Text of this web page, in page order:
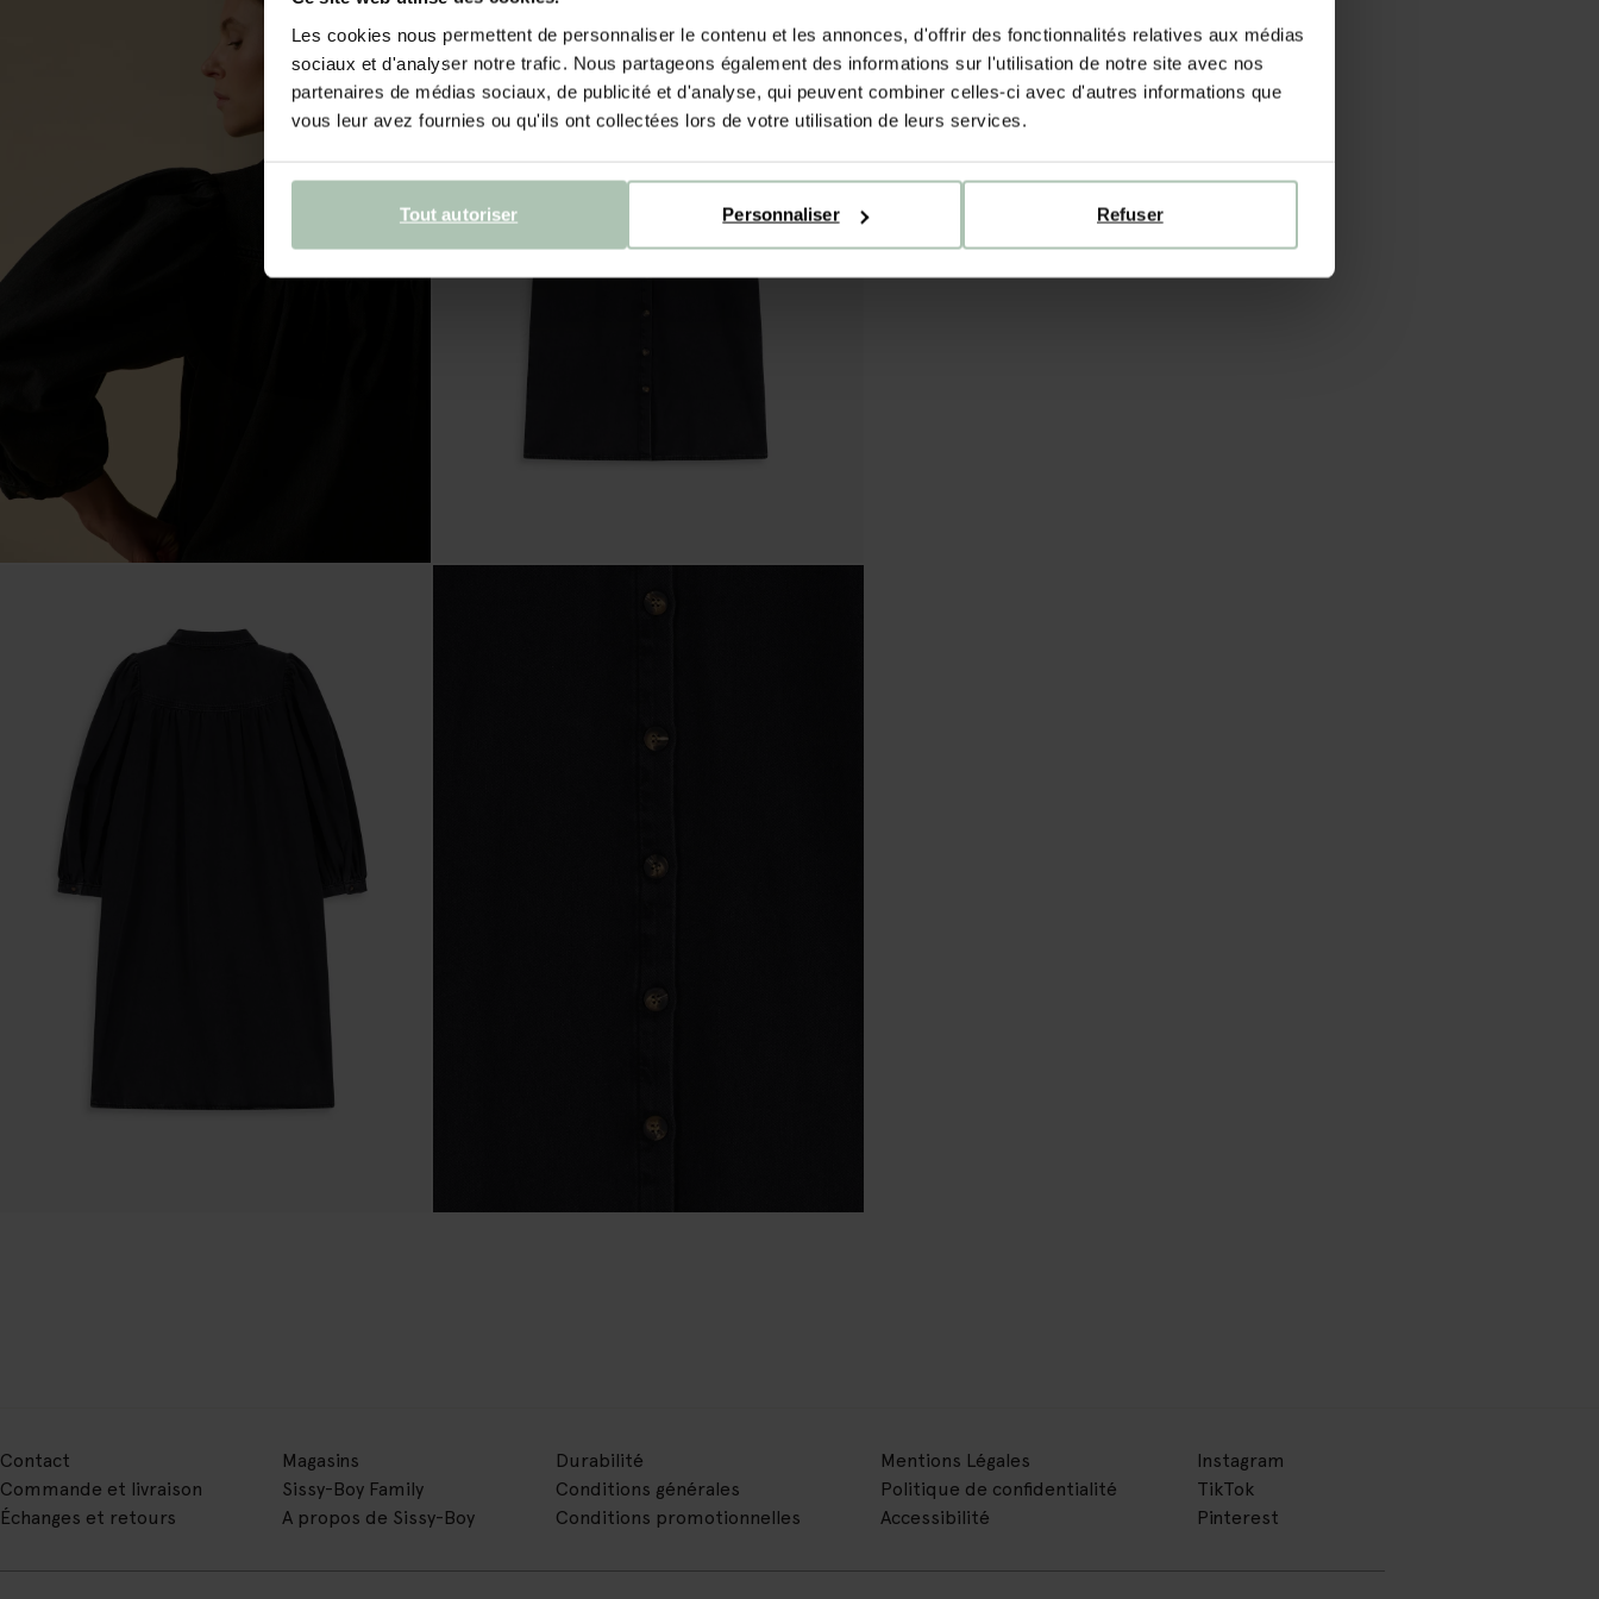
Les cookies nous permettent de personnaliser le contenu et les annonces, d'offrir des fonctionnalités relatives aux médias
sociaux et d'analyser notre trafic. Nous partageons également des informations sur l'utilisation de notre site avec nos
partenaires de médias sociaux, de publicité et d'analyse, qui peuvent combiner celles-ci avec d'autres informations que
vous leur avez fournies ou qu'ils ont collectées lors de votre utilisation de leurs services.
Refuser
Personnaliser
Tout autoriser
Contact
Commande et livraison
Échanges et retours
Magasins
Sissy-Boy Family
A propos de Sissy-Boy
Durabilité
Conditions générales
Conditions promotionnelles
Mentions Légales
Politique de confidentialité
Accessibilité
Instagram
TikTok
Pinterest